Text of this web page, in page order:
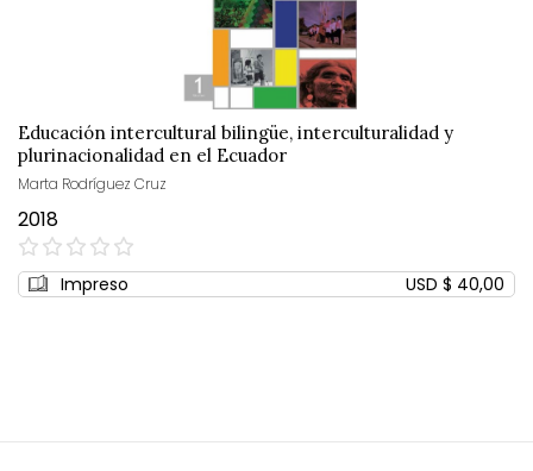
Educación intercultural bilingüe, interculturalidad y
plurinacionalidad en el Ecuador
Marta Rodríguez Cruz
2018
0%
Impreso USD $ 40,00